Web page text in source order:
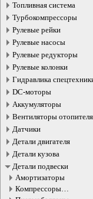
Топливная система
Турбокомпрессоры
Рулевые рейки
Рулевые насосы
Рулевые редукторы
Рулевые колонки
Гидравлика
DC-моторы
Аккумуляторы
Вентиляторы отопителя
Датчики
Детали двигателя
Детали кузова
Детали подвески
Амортизаторы
Компрессоры